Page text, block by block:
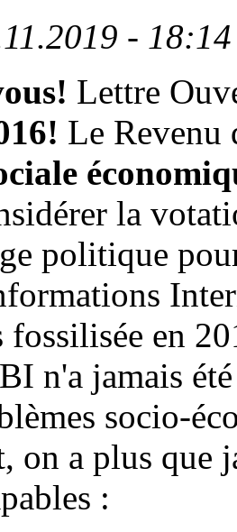
- 18:14
Lettre
Le Revenu
la
politique
fossilisée en
n'a jamais
socio-
on a plus
: